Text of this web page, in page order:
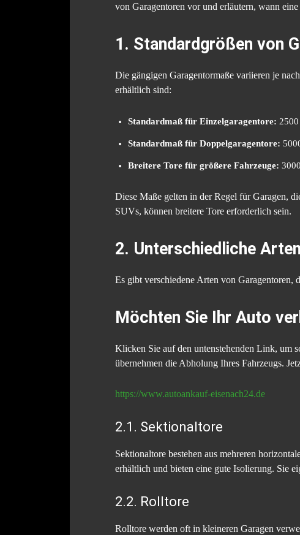
von Garagentoren vor und erläutern, wann
1. Standardgrößen von
Die gängigen Garagentormaße variieren je
erhältlich sind:
Standardmaß für Einzelgaragentore:
Standardmaß für Doppelgaragentore:
Breitere Tore für größere Fahrzeuge:
Diese Maße gelten in der Regel für Garagen,
SUVs, können breitere Tore erforderlich sein.
2. Unterschiedliche
Es gibt verschiedene Arten von
Möchten Sie Ihr Auto
Klicken Sie auf den untenstehenden Link, um
übernehmen die Abholung Ihres Fahrzeugs.
https://www.autoankauf-eisenach24.de
2.1. Sektionaltore
Sektionaltore bestehen aus mehreren
erhältlich und bieten eine gute Isolierung. Sie
2.2. Rolltore
Rolltore werden oft in kleineren Garagen